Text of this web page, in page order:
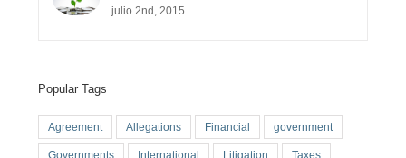
julio 2nd, 2015
Popular Tags
Agreement Allegations Financial government
Governments International Litigation Taxes